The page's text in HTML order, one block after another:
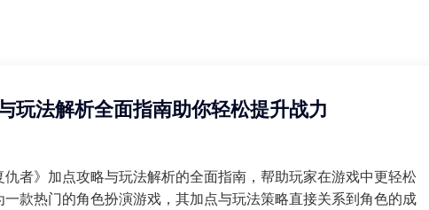
玩法解析全面指南助你轻松提升战力
者》加点攻略与玩法解析的全面指南，帮助玩家在游戏中更轻松
款热门的角色扮演游戏，其加点与玩法策略直接关系到角色的成